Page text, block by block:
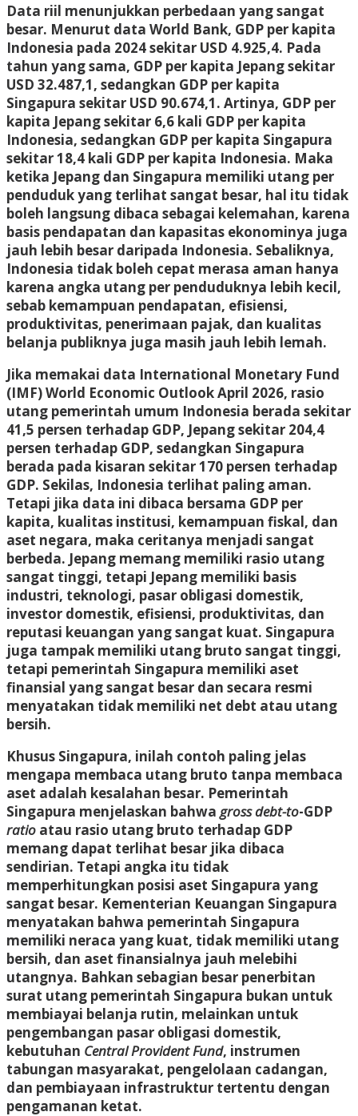
Data riil menunjukkan perbedaan yang sangat
besar. Menurut data World Bank, GDP per kapita
Indonesia pada 2024 sekitar USD 4.925,4. Pada
tahun yang sama, GDP per kapita Jepang sekitar
USD 32.487,1, sedangkan GDP per kapita
Singapura sekitar USD 90.674,1. Artinya, GDP per
kapita Jepang sekitar 6,6 kali GDP per kapita
Indonesia, sedangkan GDP per kapita Singapura
sekitar 18,4 kali GDP per kapita Indonesia. Maka
ketika Jepang dan Singapura memiliki utang per
penduduk yang terlihat sangat besar, hal itu tidak
boleh langsung dibaca sebagai kelemahan, karena
basis pendapatan dan kapasitas ekonominya juga
jauh lebih besar daripada Indonesia. Sebaliknya,
Indonesia tidak boleh cepat merasa aman hanya
karena angka utang per penduduknya lebih kecil,
sebab kemampuan pendapatan, efisiensi,
produktivitas, penerimaan pajak, dan kualitas
belanja publiknya juga masih jauh lebih lemah.
Jika memakai data International Monetary Fund
(IMF) World Economic Outlook April 2026, rasio
utang pemerintah umum Indonesia berada sekitar
41,5 persen terhadap GDP, Jepang sekitar 204,4
persen terhadap GDP, sedangkan Singapura
berada pada kisaran sekitar 170 persen terhadap
GDP. Sekilas, Indonesia terlihat paling aman.
Tetapi jika data ini dibaca bersama GDP per
kapita, kualitas institusi, kemampuan fiskal, dan
aset negara, maka ceritanya menjadi sangat
berbeda. Jepang memang memiliki rasio utang
sangat tinggi, tetapi Jepang memiliki basis
industri, teknologi, pasar obligasi domestik,
investor domestik, efisiensi, produktivitas, dan
reputasi keuangan yang sangat kuat. Singapura
juga tampak memiliki utang bruto sangat tinggi,
tetapi pemerintah Singapura memiliki aset
finansial yang sangat besar dan secara resmi
menyatakan tidak memiliki net debt atau utang
bersih.
Khusus Singapura, inilah contoh paling jelas
mengapa membaca utang bruto tanpa membaca
aset adalah kesalahan besar. Pemerintah
Singapura menjelaskan bahwa gross debt-to-GDP
ratio atau rasio utang bruto terhadap GDP
memang dapat terlihat besar jika dibaca
sendirian. Tetapi angka itu tidak
memperhitungkan posisi aset Singapura yang
sangat besar. Kementerian Keuangan Singapura
menyatakan bahwa pemerintah Singapura
memiliki neraca yang kuat, tidak memiliki utang
bersih, dan aset finansialnya jauh melebihi
utangnya. Bahkan sebagian besar penerbitan
surat utang pemerintah Singapura bukan untuk
membiayai belanja rutin, melainkan untuk
pengembangan pasar obligasi domestik,
kebutuhan Central Provident Fund, instrumen
tabungan masyarakat, pengelolaan cadangan,
dan pembiayaan infrastruktur tertentu dengan
pengamanan ketat.